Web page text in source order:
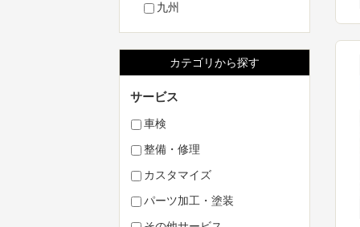
九州
カテゴリから探す
サービス
車検
整備・修理
カスタマイズ
パーツ加工・塗装